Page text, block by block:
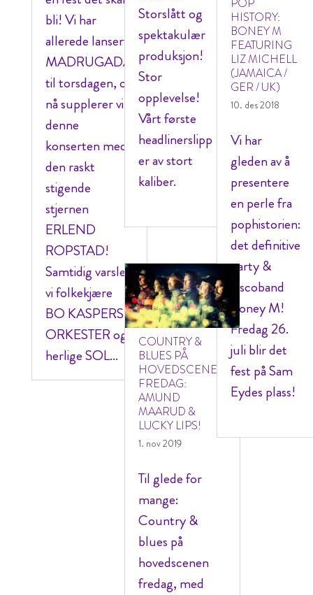
bli! Vi har
allerede lansert
MADRUGADA
til torsdagen, og
nå supplerer vi
denne
konserten med
den raskt
stigende
stjernen
ERLEND
ROPSTAD!
Samtidig varsler
vi folkekjære
BO KASPERS
ORKESTER og
herlige SOL...
Storslått og
spektakulær
produksjon!
Stor
opplevelse!
Vårt første
headlinerslipp
er av stort
kaliber.
COUNTRY &
BLUES PÅ
HOVEDSCENEN
FREDAG:
AMUND
MAARUD &
LUCKY LIPS!
1. nov 2019
Til glede for
mange:
Country &
blues på
hovedscenen
fredag, med
HISTORY:
BONEY M
FEATURING
LIZ MICHELL
(JAMAICA /
GER / UK)
10. des 2018
Vi har
gleden av å
presentere
en perle fra
pophistorien:
det definitive
party &
discoband
Boney M!
Fredag 26.
juli blir det
fest på Sam
Eydes plass!